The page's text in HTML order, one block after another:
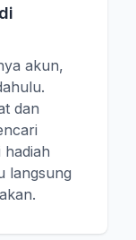
akun,
dan
hadiah
langsung